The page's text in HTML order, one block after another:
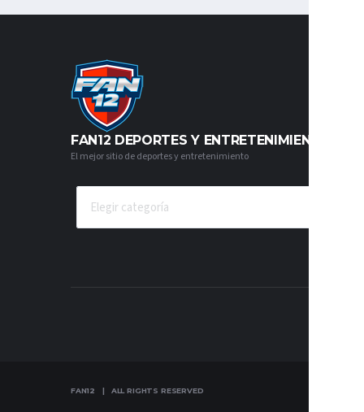
FAN12 DEPORTES Y ENTRETENIMIENTO
El mejor sitio de deportes y entretenimiento
FAN12 | ALL RIGHTS RESERVED